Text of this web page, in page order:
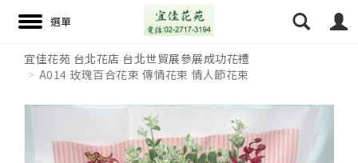
宜佳花苑 台北花店 台北世貿展參展成功花禮
A014 玫瑰百合花束 傳情花束 情人節花束